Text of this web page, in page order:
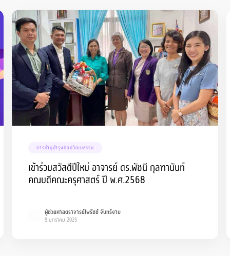
การทำนุบำรุงศิลปวัฒนธรรม
เข้าร่วมสวัสดีปีใหม่ อาจารย์ ดร.พัชนี กุลฑานันท์
คณบดีคณะครุศาสตร์ ปี พ.ศ.2568
ผู้ช่วยศาสตราจารย์ไพรัชช์ จันทร์งาม
9 มกราคม 2025